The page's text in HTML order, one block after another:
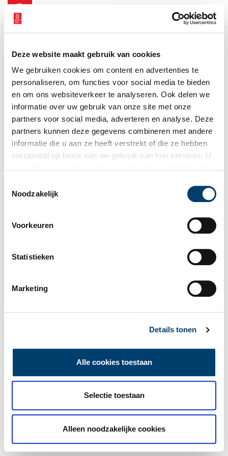
Deze website maakt gebruik van cookies
We gebruiken cookies om content en advertenties te
personaliseren, om functies voor social media te bieden
en om ons websiteverkeer te analyseren. Ook delen we
informatie over uw gebruik van onze site met onze
partners voor social media, adverteren en analyse. Deze
partners kunnen deze gegevens combineren met andere
informatie die u aan ze heeft verstrekt of die ze hebben
verzameld op basis van uw gebruik van hun services. U
Noodzakelijk
Voorkeuren
Statistieken
Marketing
Details tonen
Alle cookies toestaan
Selectie toestaan
Alleen noodzakelijke cookies